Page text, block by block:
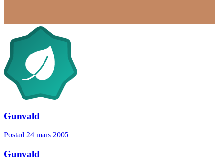
Gunvald
Postad 24 mars 2005
Gunvald